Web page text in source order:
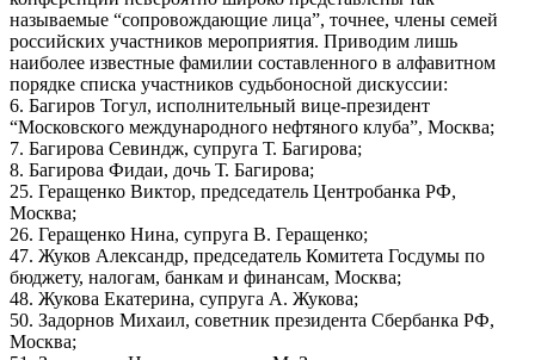
называемые “сопровождающие лица”, точнее, члены семей
российских участников мероприятия. Приводим лишь
наиболее известные фамилии составленного в алфавитном
порядке списка участников судьбоносной дискуссии:
6. Багиров Тогул, исполнительный вице-президент
“Московского международного нефтяного клуба”, Москва;
7. Багирова Севиндж, супруга Т. Багирова;
8. Багирова Фидаи, дочь Т. Багирова;
25. Геращенко Виктор, председатель Центробанка РФ,
Москва;
26. Геращенко Нина, супруга В. Геращенко;
47. Жуков Александр, председатель Комитета Госдумы по
бюджету, налогам, банкам и финансам, Москва;
48. Жукова Екатерина, супруга А. Жукова;
50. Задорнов Михаил, советник президента Сбербанка РФ,
Москва;